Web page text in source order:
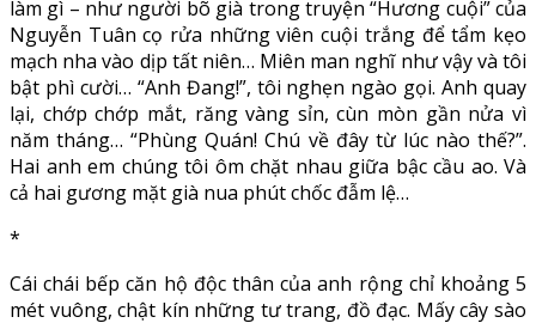
làm gì – như người bõ già trong truyện “Hương cuội” của
Nguyễn Tuân cọ rửa những viên cuội trắng để tẩm kẹo
mạch nha vào dịp tất niên… Miên man nghĩ như vậy và tôi
bật phì cười… “Anh Đang!”, tôi nghẹn ngào gọi. Anh quay
lại, chớp chớp mắt, răng vàng sỉn, cùn mòn gần nửa vì
năm tháng… “Phùng Quán! Chú về đây từ lúc nào thế?”.
Hai anh em chúng tôi ôm chặt nhau giữa bậc cầu ao. Và
cả hai gương mặt già nua phút chốc đẫm lệ…
*
Cái chái bếp căn hộ độc thân của anh rộng chỉ khoảng 5
mét vuông, chật kín những tư trang, đồ đạc. Mấy cây sào